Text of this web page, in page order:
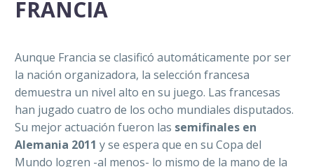
FRANCIA
Aunque Francia se clasificó automáticamente por ser
la nación organizadora, la selección francesa
demuestra un nivel alto en su juego. Las francesas
han jugado cuatro de los ocho mundiales disputados.
Su mejor actuación fueron las semifinales en
Alemania 2011 y se espera que en su Copa del
Mundo logren -al menos- lo mismo de la mano de la